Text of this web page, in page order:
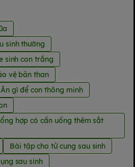
sinh thường
sinh con trắng
vệ bản than
Ăn gì để con thông minh
hợp có cần uống thêm sắt
Bài tập cho tử cung sau sinh
sau sinh